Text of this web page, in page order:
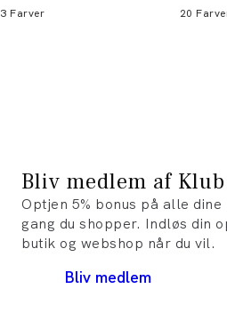
3 Farver 20
Bliv medlem af
Optjen 5% bonus på alle
gang du shopper. Indløs din
butik og webshop når du vil.
Bliv medlem